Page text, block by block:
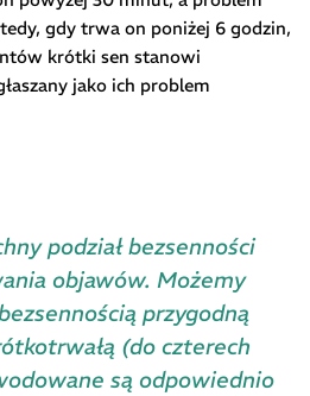
gdy trwa on poniżej 6 godzin,
krótki sen stanowi
jako ich problem
podział bezsenności
objawów. Możemy
przygodną
(do czterech
są odpowiednio